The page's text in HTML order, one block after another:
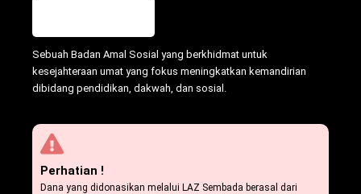
Sebuah Badan Amal Sosial yang berkhidmat untuk
kesejahteraan umat yang fokus meningkatkan kemandirian
dibidang pendidikan, dakwah, dan sosial.
Perhatian !
Dana yang didonasikan melalui LAZ Sembada berasal dari